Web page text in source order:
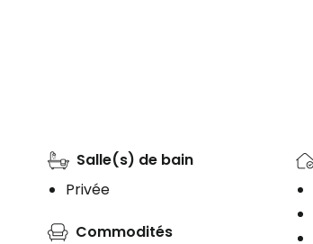
Salle(s) de bain
Privée
Commodités